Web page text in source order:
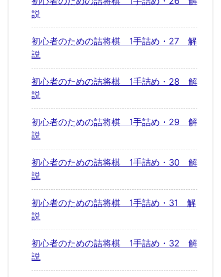
説
初心者のための詰将棋 1手詰め・27 解
説
初心者のための詰将棋 1手詰め・28 解
説
初心者のための詰将棋 1手詰め・29 解
説
初心者のための詰将棋 1手詰め・30 解
説
初心者のための詰将棋 1手詰め・31 解
説
初心者のための詰将棋 1手詰め・32 解
説